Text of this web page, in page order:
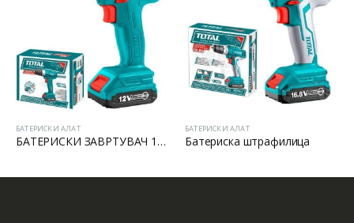
БАТЕРИСКИ АЛАТ
БАТЕРИСКИ ЗАВРТУВАЧ 12V LI-ION
БАТЕРИСКИ АЛАТ
Батериска штрафилица